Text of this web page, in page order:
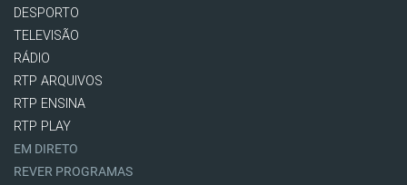
DESPORTO
TELEVISÃO
RÁDIO
RTP ARQUIVOS
RTP ENSINA
RTP PLAY
EM DIRETO
REVER PROGRAMAS